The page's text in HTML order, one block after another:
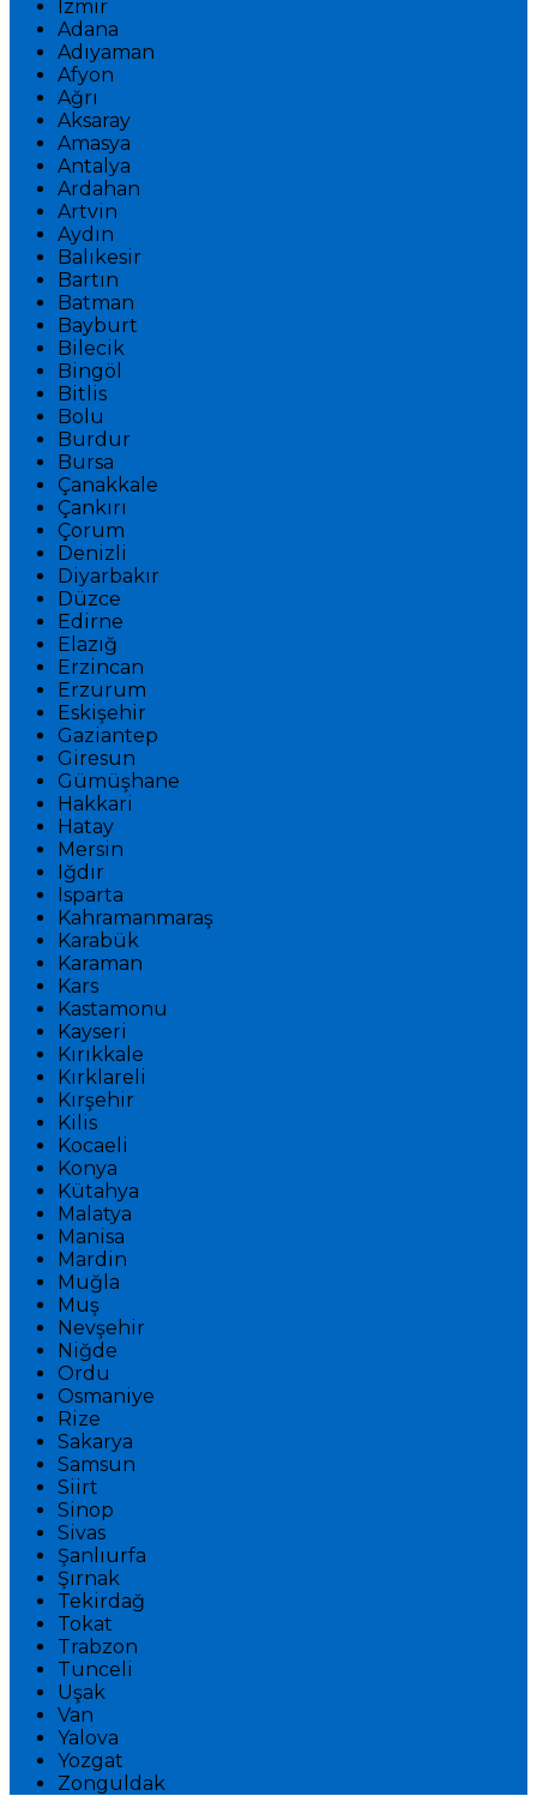
İzmir
Adana
Adıyaman
Afyon
Ağrı
Aksaray
Amasya
Antalya
Ardahan
Artvin
Aydın
Balıkesir
Bartın
Batman
Bayburt
Bilecik
Bingöl
Bitlis
Bolu
Burdur
Bursa
Çanakkale
Çankırı
Çorum
Denizli
Diyarbakır
Düzce
Edirne
Elazığ
Erzincan
Erzurum
Eskişehir
Gaziantep
Giresun
Gümüşhane
Hakkari
Hatay
Mersin
Iğdır
Isparta
Kahramanmaraş
Karabük
Karaman
Kars
Kastamonu
Kayseri
Kırıkkale
Kırklareli
Kırşehir
Kilis
Kocaeli
Konya
Kütahya
Malatya
Manisa
Mardin
Muğla
Muş
Nevşehir
Niğde
Ordu
Osmaniye
Rize
Sakarya
Samsun
Siirt
Sinop
Sivas
Şanlıurfa
Şırnak
Tekirdağ
Tokat
Trabzon
Tunceli
Uşak
Van
Yalova
Yozgat
Zonguldak